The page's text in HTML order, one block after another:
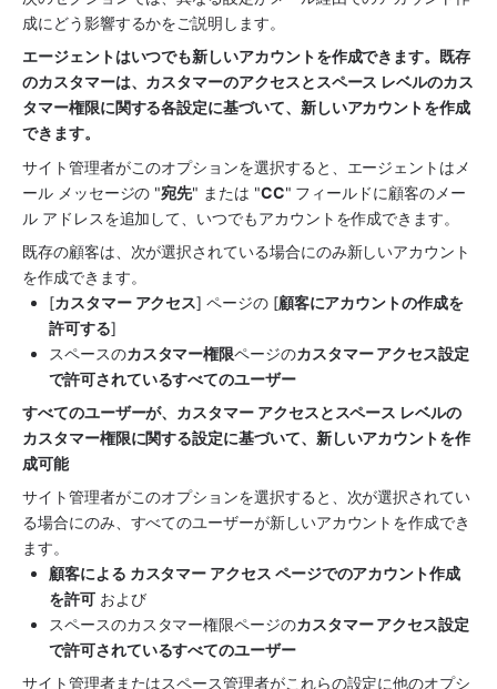
成にどう影響するかをご説明します。
エージェントはいつでも新しいアカウントを作成できます。既存
のカスタマーは、カスタマーのアクセスとスペース レベルのカス
タマー権限に関する各設定に基づいて、新しいアカウントを作成
できます。
サイト管理者がこのオプションを選択すると、エージェントはメ
ール メッセージの "宛先" または "CC" フィールドに顧客のメー
ル アドレスを追加して、いつでもアカウントを作成できます。
既存の顧客は、次が選択されている場合にのみ新しいアカウント
を作成できます。
[カスタマー アクセス] ページの [顧客にアカウントの作成を
許可する]
スペースのカスタマー権限ページのカスタマー アクセス設定
で許可されているすべてのユーザー
すべてのユーザーが、カスタマー アクセスとスペース レベルの
カスタマー権限に関する設定に基づいて、新しいアカウントを作
成可能
サイト管理者がこのオプションを選択すると、次が選択されてい
る場合にのみ、すべてのユーザーが新しいアカウントを作成でき
ます。
顧客による カスタマー アクセス ページでのアカウント作成
を許可 および
スペースのカスタマー権限ページのカスタマー アクセス設定
で許可されているすべてのユーザー
サイト管理者またはスペース管理者がこれらの設定に他のオプシ